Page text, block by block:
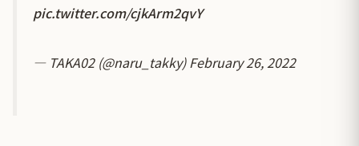
pic.twitter.com/cjkArm2qvY
— TAKA02 (@naru_takky)February 26, 2022